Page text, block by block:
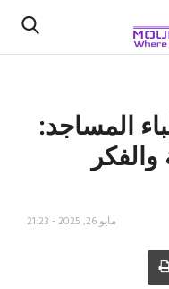
المساجد:
مايو 26, 2025 - 21:23